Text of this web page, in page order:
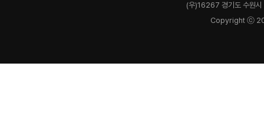
(우)16267 경기도 수원
Copyright ⓒ